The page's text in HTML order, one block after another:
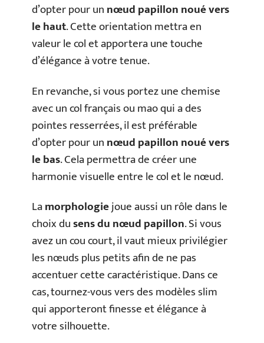
d’opter pour unnœud papillon noué vers
le haut. Cette orientation mettra en
valeur le col et apportera une touche
d’élégance à votre tenue.
En revanche, si vous portez une chemise
avec un col français ou mao qui a des
pointes resserrées, il est préférable
d’opter pour unnœud papillon noué vers
le bas. Cela permettra de créer une
harmonie visuelle entre le col et le nœud.
Lamorphologiejoue aussi un rôle dans le
choix dusens du nœud papillon. Si vous
avez un cou court, il vaut mieux privilégier
les nœuds plus petits afin de ne pas
accentuer cette caractéristique. Dans ce
cas, tournez-vous vers des modèles slim
qui apporteront finesse et élégance à
votre silhouette.